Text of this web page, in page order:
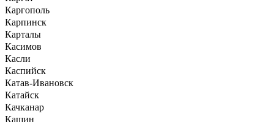
Каргополь
Карпинск
Карталы
Касимов
Касли
Каспийск
Катав-Ивановск
Катайск
Качканар
Кашин